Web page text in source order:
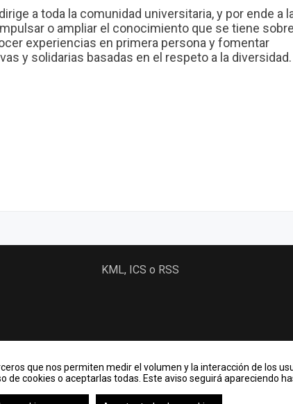
que nos permiten medir el volumen y la interacción de los
de cookies o aceptarlas todas. Este aviso seguirá apareciendo
a toda la comunidad universitaria, y por ende a
o ampliar el conocimiento que se tiene sobre
experiencias en primera persona y fomentar
y solidarias basadas en el respeto a la diversidad.
KML, ICS o RSS
de Valladolid